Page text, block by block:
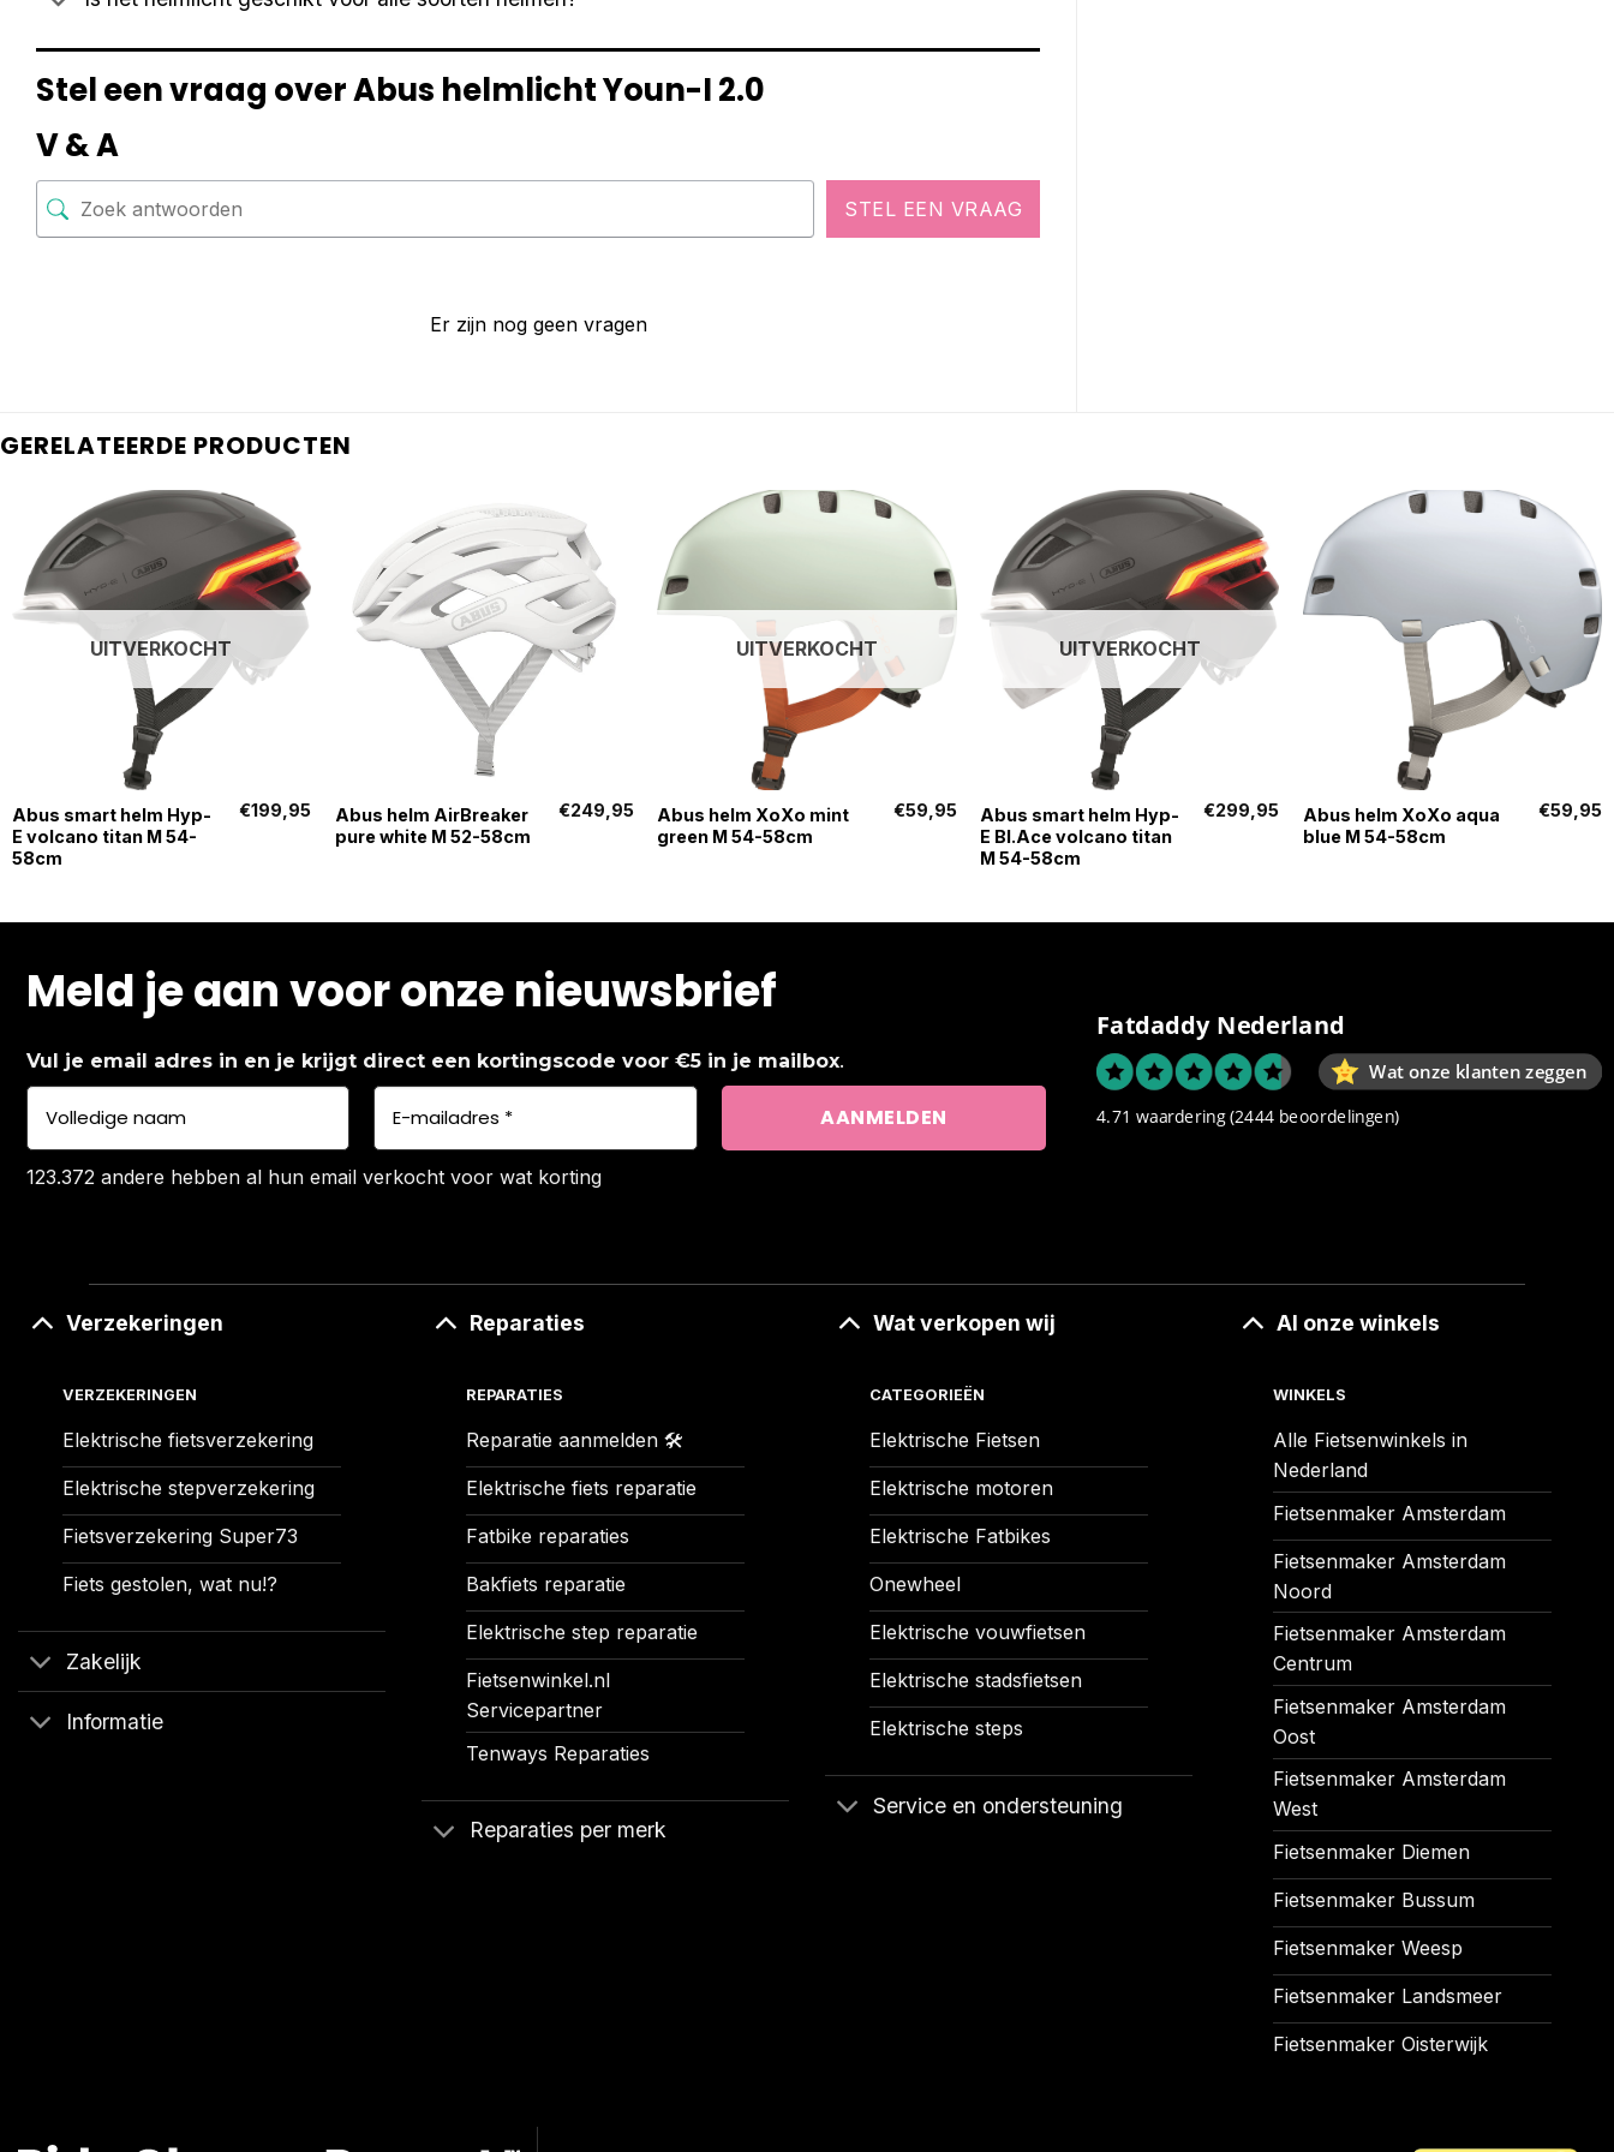
Stel een vraag over Abus helmlicht Youn-I 2.0
V & A
STEL EEN VRAAG
Er zijn nog geen vragen
GERELATEERDE PRODUCTEN
UITVERKOCHT
Abus smart helm Hyp-
E volcano titan M 54-
58cm
€199,95
Abus helm AirBreaker
pure white M 52-58cm
€249,95
UITVERKOCHT
Abus helm XoXo mint
green M 54-58cm
€59,95
UITVERKOCHT
Abus smart helm Hyp-
E Bl.Ace volcano titan
M 54-58cm
€299,95
Abus helm XoXo aqua
blue M 54-58cm
€59,95
Meld je aan voor onze nieuwsbrief
Vul je email adres in en je krijgt direct een kortingscode voor €5 in je mailbox.
123.372 andere hebben al hun email verkocht voor wat korting
Fatdaddy Nederland
Wat onze klanten zeggen
4.71 waardering (2444 beoordelingen)
Verzekeringen
VERZEKERINGEN
Elektrische fietsverzekering
Elektrische stepverzekering
Fietsverzekering Super73
Fiets gestolen, wat nu!?
Zakelijk
Informatie
Reparaties
REPARATIES
Reparatie aanmelden 🛠️
Elektrische fiets reparatie
Fatbike reparaties
Bakfiets reparatie
Elektrische step reparatie
Fietsenwinkel.nl
Servicepartner
Tenways Reparaties
Reparaties per merk
Wat verkopen wij
CATEGORIEËN
Elektrische Fietsen
Elektrische motoren
Elektrische Fatbikes
Onewheel
Elektrische vouwfietsen
Elektrische stadsfietsen
Elektrische steps
Service en ondersteuning
Al onze winkels
WINKELS
Alle Fietsenwinkels in
Nederland
Fietsenmaker Amsterdam
Fietsenmaker Amsterdam
Noord
Fietsenmaker Amsterdam
Centrum
Fietsenmaker Amsterdam
Oost
Fietsenmaker Amsterdam
West
Fietsenmaker Diemen
Fietsenmaker Bussum
Fietsenmaker Weesp
Fietsenmaker Landsmeer
Fietsenmaker Oisterwijk